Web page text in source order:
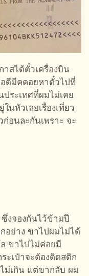
าสได้ตั๋วเครื่องบิน
ดีมีคคอยหาตั๋วไปที่
ระเทศที่ผมไม่เคย
นหัวเลยเรื่องเที่ยว
ก่อนละกันเพราะ จะ
งจองกันไว้ข้ามปี
อย่าง ขาไปผมไม่ได้
ขาไปไม่ค่อยมี
ะเป๋าจะต้องติดสติก
ม่เกิน แต่ขากลับ ผม